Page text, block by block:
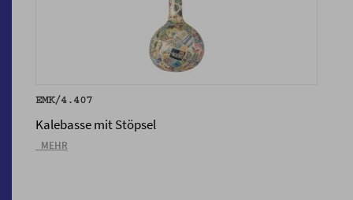
EMK/4.407
Kalebasse mit Stöpsel
_MEHR